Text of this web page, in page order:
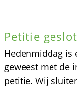
Petitie
Hedenmiddag is
geweest met de
petitie. Wij